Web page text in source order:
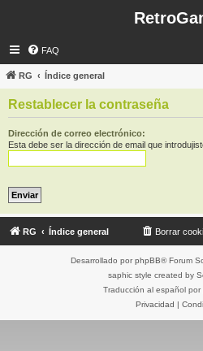
FAQ
RG Índice general
Restablecer la contraseña
Dirección de correo electrónico:
Esta debe ser la dirección de email que
RG Índice general Borrar
Desarrollado por phpBB® Forum
saphic style created by
Traducción al español por
Privacidad |